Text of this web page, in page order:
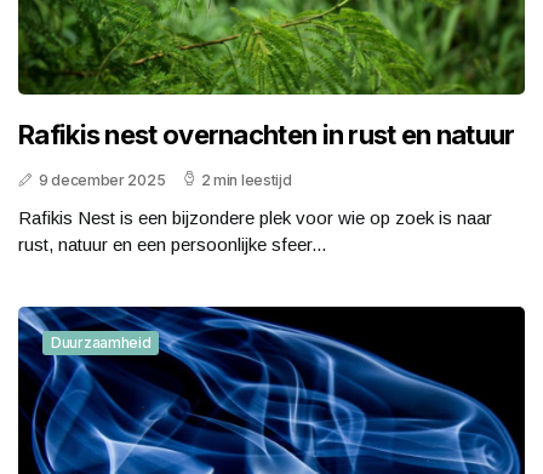
Rafikis nest overnachten in rust en natuur
9 december 2025 2 min leestijd
Rafikis Nest is een bijzondere plek voor wie op zoek is naar
rust, natuur en een persoonlijke sfeer...
Duurzaamheid